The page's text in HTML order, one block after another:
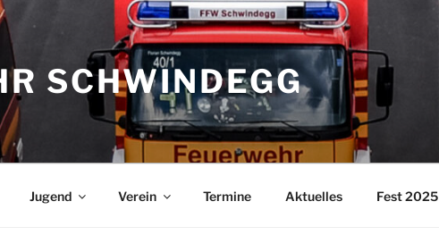
SCHWINDEGG
Jugend Verein Termine Aktuelles Fest 2025